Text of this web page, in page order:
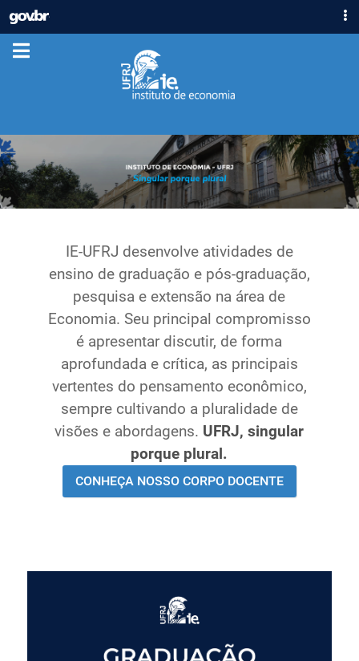
GOVBR
ACESSO À INFORMAÇÃO
Ministério da Justiça e Segurança Pública
Ministério da Defesa
Ministério da Agricultura, Pecuária e Abastecimento
Ministério da Educação
Ministério da Saúde
Ministério de Minas e Energia
Ministério da Ciência, Tecnologia, Inovações e
Comunicações
Ministério do Meio Ambiente
Ministério do Turismo
Ministério do Desenvolvimento Regional
Secretaria de Governo
Gabinete de Segurança Institucional
Advocacia-Geral da União
IE-UFRJ desenvolve atividades de
ensino de graduação e pós-graduação,
pesquisa e extensão na área de
Economia. Seu principal compromisso
é apresentar discutir, de forma
aprofundada e crítica, as principais
vertentes do pensamento econômico,
sempre cultivando a pluralidade de
visões e abordagens. UFRJ, singular
porque plural.
CONHEÇA NOSSO CORPO DOCENTE